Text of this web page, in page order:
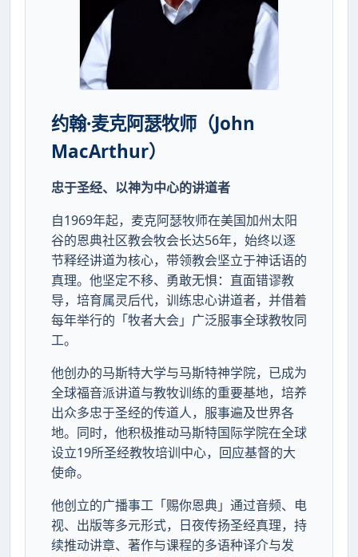
约翰·麦克阿瑟牧师（John
MacArthur）
忠于圣经、以神为中心的讲道者
自1969年起，麦克阿瑟牧师在美国加州太阳
谷的恩典社区教会牧会长达56年，始终以逐
节释经讲道为核心，带领教会坚立于神话语的
真理。他坚定不移、勇敢无惧：直面错谬教
导，培育属灵后代，训练忠心讲道者，并借着
每年举行的「牧者大会」广泛服事全球教牧同
工。
他创办的马斯特大学与马斯特神学院，已成为
全球福音派讲道与教牧训练的重要基地，培养
出众多忠于圣经的传道人，服事遍及世界各
地。同时，他积极推动马斯特国际学院在全球
设立19所圣经教牧培训中心，回应基督的大
使命。
他创立的广播事工「赐你恩典」通过音频、电
视、出版等多元形式，日夜传扬圣经真理，持
续推动讲章、著作与课程的多语种译介与发